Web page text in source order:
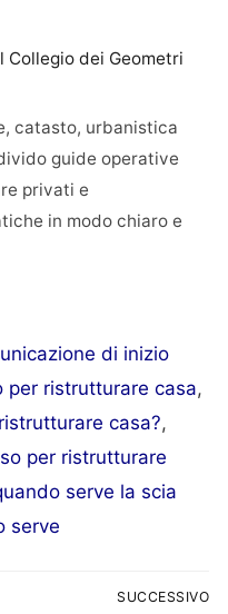
Collegio dei Geometri
catasto, urbanistica
guide operative
privati e
in modo chiaro e
di inizio
per ristrutturare casa,
casa?,
per ristrutturare
serve la scia
serve
SUCCESSIVO